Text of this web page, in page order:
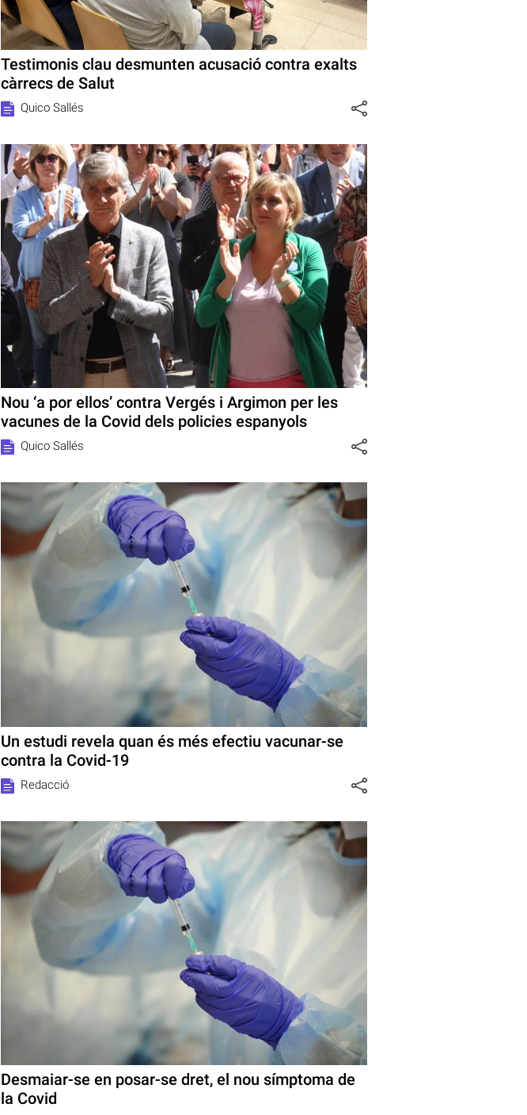
Testimonis clau desmunten acusació contra exalts
càrrecs de Salut
Quico Sallés
Nou ‘a por ellos’ contra Vergés i Argimon per les
vacunes de la Covid dels policies espanyols
Quico Sallés
Un estudi revela quan és més efectiu vacunar-se
contra la Covid-19
Redacció
Desmaiar-se en posar-se dret, el nou símptoma de
la Covid